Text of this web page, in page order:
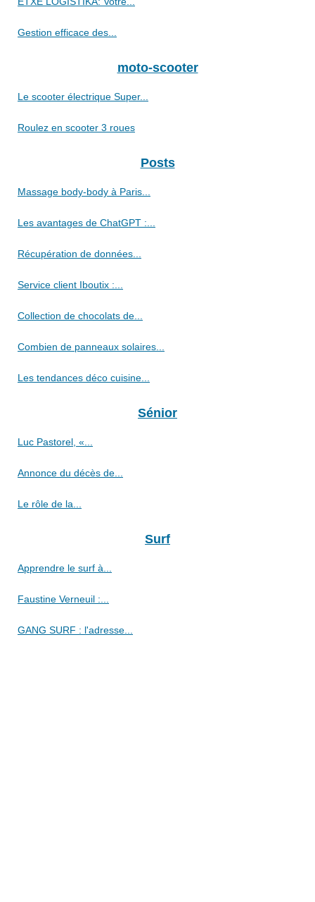
Gestion efficace des...
moto-scooter
Le scooter électrique Super...
Roulez en scooter 3 roues
Posts
Massage body-body à Paris...
Les avantages de ChatGPT :...
Récupération de données...
Service client Iboutix :...
Collection de chocolats de...
Combien de panneaux solaires...
Les tendances déco cuisine...
Sénior
Luc Pastorel, «...
Annonce du décès de...
Le rôle de la...
Surf
Apprendre le surf à...
Faustine Verneuil :...
GANG SURF : l'adresse...